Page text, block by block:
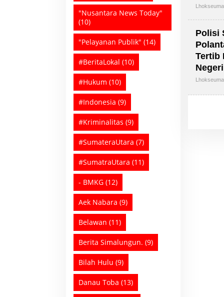
"Nusantara News Today"
(10)
"Pelayanan Publik" (14)
#BeritaLokal (10)
#Hukum (10)
#Indonesia (9)
#Kriminalitas (9)
#SumateraUtara (7)
#SumatraUtara (11)
- BMKG (12)
Aek Nabara (9)
Belawan (11)
Berita Simalungun. (9)
Bilah Hulu (9)
Danau Toba (13)
Polisi
Tertib